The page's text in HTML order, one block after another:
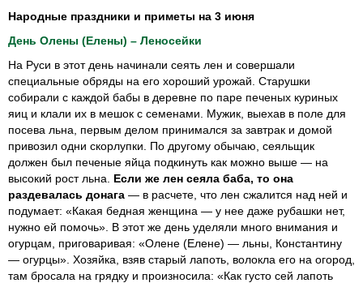
Народные праздники и приметы на 3 июня
День Олены (Елены) – Леносейки
На Руси в этот день начинали сеять лен и совершали
специальные обряды на его хороший урожай. Старушки
собирали с каждой бабы в деревне по паре печеных куриных
яиц и клали их в мешок с семенами. Мужик, выехав в поле для
посева льна, первым делом принимался за завтрак и домой
привозил одни скорлупки. По другому обычаю, сеяльщик
должен был печеные яйца подкинуть как можно выше — на
высокий рост льна. Если же лен сеяла баба, то она
раздевалась донага — в расчете, что лен сжалится над ней и
подумает: «Какая бедная женщина — у нее даже рубашки нет,
нужно ей помочь». В этот же день уделяли много внимания и
огурцам, приговаривая: «Олене (Елене) — льны, Константину
— огурцы». Хозяйка, взяв старый лапоть, волокла его на огород,
там бросала на грядку и произносила: «Как густо сей лапоть